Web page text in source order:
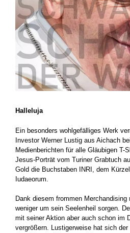
Halleluja
Ein besonders wohlgefälliges Werk
Investor Werner Lustig aus Aichach
Medienberichten für alle Gläubigen T-
Jesus-Porträt vom Turiner Grabtuch
Gold die Buchstaben INRI, dem
Iudaeorum.
Dank diesem frommen
weniger um sein Seelenheil sorgen.
mit seiner Aktion aber auch schon im
vergrößern. Lustigerweise hat sich der